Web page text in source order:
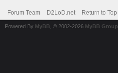
Forum Team D2LoD.net Return to Top
Powered By MyBB , © 2002-2026 MyBB Group